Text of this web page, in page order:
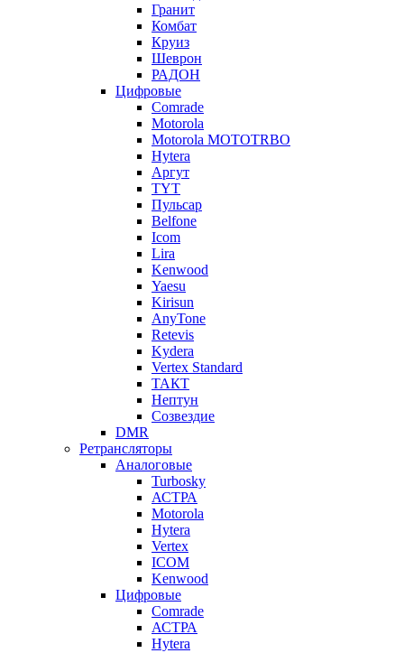
Гранит
Комбат
Круиз
Шеврон
РАДОН
Цифровые
Comrade
Motorola
Motorola MOTOTRBO
Hytera
Аргут
TYT
Пульсар
Belfone
Icom
Lira
Kenwood
Yaesu
Kirisun
AnyTone
Retevis
Kydera
Vertex Standard
ТАКТ
Нептун
Созвездие
DMR
Ретрансляторы
Аналоговые
Turbosky
АСТРА
Motorola
Hytera
Vertex
ICOM
Kenwood
Цифровые
Comrade
АСТРА
Hytera